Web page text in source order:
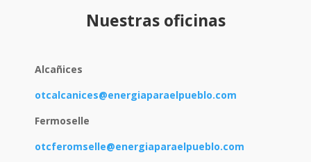
Nuestras oficinas
Alcañices
otcalcanices@energiaparaelpueblo.com
Fermoselle
otcferomselle@energiaparaelpueblo.com